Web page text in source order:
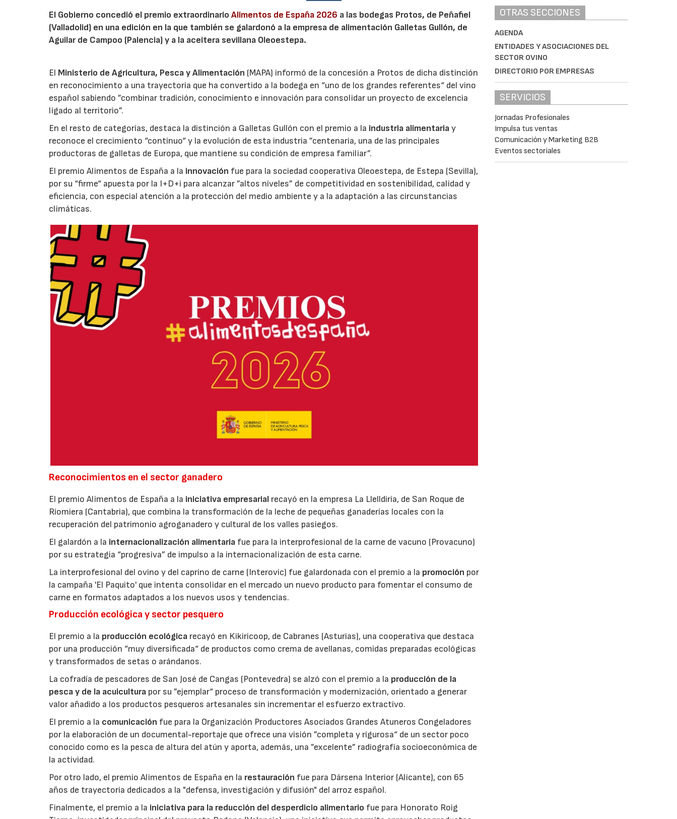
El Gobierno concedió el premio extraordinarioAlimentos de España 2026 a las bodegas Protos, de Peñafiel
(Valladolid) en una edición en la que también se galardonó a la empresa de alimentación Galletas Gullón, de
Aguilar de Campoo (Palencia) y a la aceitera sevillana Oleoestepa.
El Ministerio de Agricultura, Pesca y Alimentación (MAPA) informó de la concesión a Protos de dicha distinción
en reconocimiento a una trayectoria que ha convertido a la bodega en “uno de los grandes referentes“ del vino
español sabiendo ”combinar tradición, conocimiento e innovación para consolidar un proyecto de excelencia
ligado al territorio”.
En el resto de categorías, destaca la distinción a Galletas Gullón con el premio a la industria alimentariay
reconoce el crecimiento “continuo“ y la evolución de esta industria ”centenaria, una de las principales
productoras de galletas de Europa, que mantiene su condición de empresa familiar”.
El premio Alimentos de España a la innovación fue para la sociedad cooperativa Oleoestepa, de Estepa (Sevilla),
por su “firme“ apuesta por la I+D+i para alcanzar ”altos niveles” de competitividad en sostenibilidad, calidad y
eficiencia, con especial atención a la protección del medio ambiente y a la adaptación a las circunstancias
climáticas.
Reconocimientos en el sector ganadero
El premio Alimentos de España a la iniciativa empresarial recayó en la empresa La Llelldiría, de San Roque de
Riomiera (Cantabria), que combina la transformación de la leche de pequeñas ganaderías locales con la
recuperación del patrimonio agroganadero y cultural de los valles pasiegos.
El galardón a la internacionalización alimentaria fue para la interprofesional de la carne de vacuno (Provacuno)
por su estrategia “progresiva” de impulso a la internacionalización de esta carne.
La interprofesional del ovino y del caprino de carne (Interovic) fue galardonada con el premio a la promoción por
la campaña 'El Paquito' que intenta consolidar en el mercado un nuevo producto para fomentar el consumo de
carne en formatos adaptados a los nuevos usos y tendencias.
Producción ecológica y sector pesquero
El premio a la producción ecológica recayó en Kikiricoop, de Cabranes (Asturias), una cooperativa que destaca
por una producción “muy diversificada“ de productos como crema de avellanas, comidas preparadas ecológicas
y transformados de setas o arándanos.
La cofradía de pescadores de San José de Cangas (Pontevedra) se alzó con el premio a la producción de la
pesca y de la acuicultura por su ”ejemplar“ proceso de transformación y modernización, orientado a generar
valor añadido a los productos pesqueros artesanales sin incrementar el esfuerzo extractivo.
El premio a la comunicación fue para la Organización Productores Asociados Grandes Atuneros Congeladores
por la elaboración de un documental-reportaje que ofrece una visión ”completa y rigurosa“ de un sector poco
conocido como es la pesca de altura del atún y aporta, además, una ”excelente” radiografía socioeconómica de
la actividad.
Por otro lado, el premio Alimentos de España en la restauración fue para Dársena Interior (Alicante), con 65
años de trayectoria dedicados a la "defensa, investigación y difusión" del arroz español.
Finalmente, el premio a la iniciativa para la reducción del desperdicio alimentario fue para Honorato Roig
OTRAS SECCIONES
AGENDA
ENTIDADES Y ASOCIACIONES DEL
SECTOR OVINO
DIRECTORIO POR EMPRESAS
SERVICIOS
Jornadas Profesionales
Impulsa tus ventas
Comunicación y Marketing B2B
Eventos sectoriales